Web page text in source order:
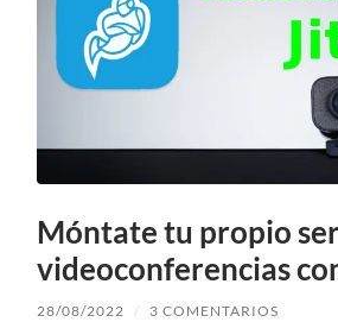
Móntate tu propio
videoconferencias
28/08/2022 / 3 COMENTARIOS